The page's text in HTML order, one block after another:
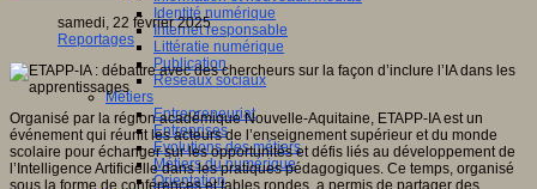
Identité numérique
Internet responsable
Littératie numérique
Publication
Réseaux sociaux
Métiers
Entrepreneuriat
Entreprises
Evolutions des métiers
Métiers du numérique
Orientation
samedi, 22 février 2025
Reportages
Organisé par la région académique Nouvelle-Aquitaine, ETAPP-IA est un
événement qui réunit les acteurs de l’enseignement supérieur et du monde
scolaire pour échanger sur les opportunités et défis liés au développement de
l’Intelligence Artificielle dans les pratiques pédagogiques. Ce temps, organisé